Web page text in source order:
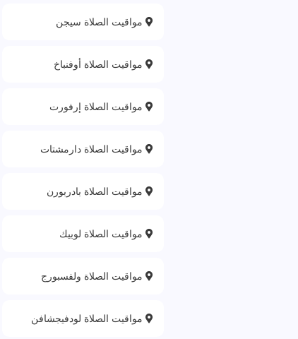
مواقيت الصلاة سيجن
مواقيت الصلاة أوفنباخ
مواقيت الصلاة إرفورت
مواقيت الصلاة دارمشتات
مواقيت الصلاة بادربورن
مواقيت الصلاة لوبيك
مواقيت الصلاة ولفسبورج
مواقيت الصلاة لودفيجشافن